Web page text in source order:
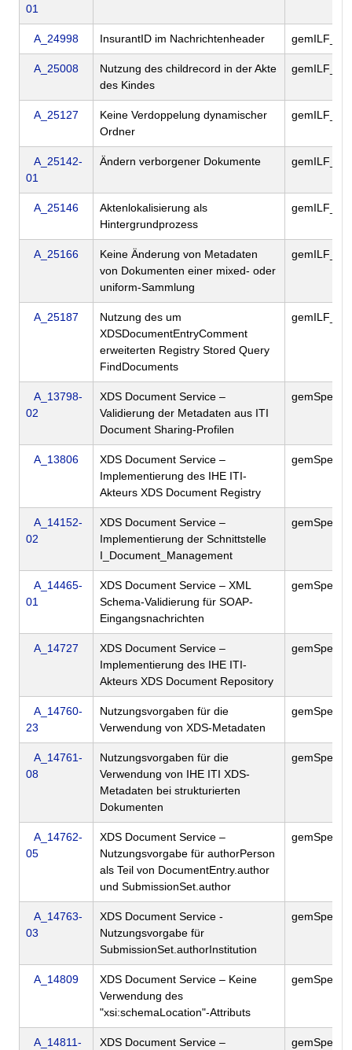
01
A_24998 InsurantID im Nachrichtenheader
A_25008
Nutzung des childrecord in der Akte
des Kindes
A_25127
Keine Verdoppelung dynamischer
Ordner
A_25142-
01
Ändern verborgener Dokumente
A_25146
Aktenlokalisierung als
Hintergrundprozess
A_25166
Keine Änderung von Metadaten
von Dokumenten einer mixed- oder
uniform-Sammlung
A_25187
Nutzung des um
XDSDocumentEntryComment
erweiterten Registry Stored Query
FindDocuments
A_13798-
02
XDS Document Service –
Validierung der Metadaten aus ITI
Document Sharing-Profilen
A_13806
XDS Document Service –
Implementierung des IHE ITI-
Akteurs XDS Document Registry
A_14152-
02
XDS Document Service –
Implementierung der Schnittstelle
I_Document_Management
A_14465-
01
XDS Document Service – XML
Schema-Validierung für SOAP-
Eingangsnachrichten
A_14727
XDS Document Service –
Implementierung des IHE ITI-
Akteurs XDS Document Repository
A_14760-
23
Nutzungsvorgaben für die
Verwendung von XDS-Metadaten
A_14761-
08
Nutzungsvorgaben für die
Verwendung von IHE ITI XDS-
Metadaten bei strukturierten
Dokumenten
A_14762-
05
XDS Document Service –
Nutzungsvorgabe für authorPerson
als Teil von DocumentEntry.author
und SubmissionSet.author
A_14763-
03
XDS Document Service -
Nutzungsvorgabe für
SubmissionSet.authorInstitution
A_14809
XDS Document Service – Keine
Verwendung des
"xsi:schemaLocation"-Attributs
A_14811-
XDS Document Service –